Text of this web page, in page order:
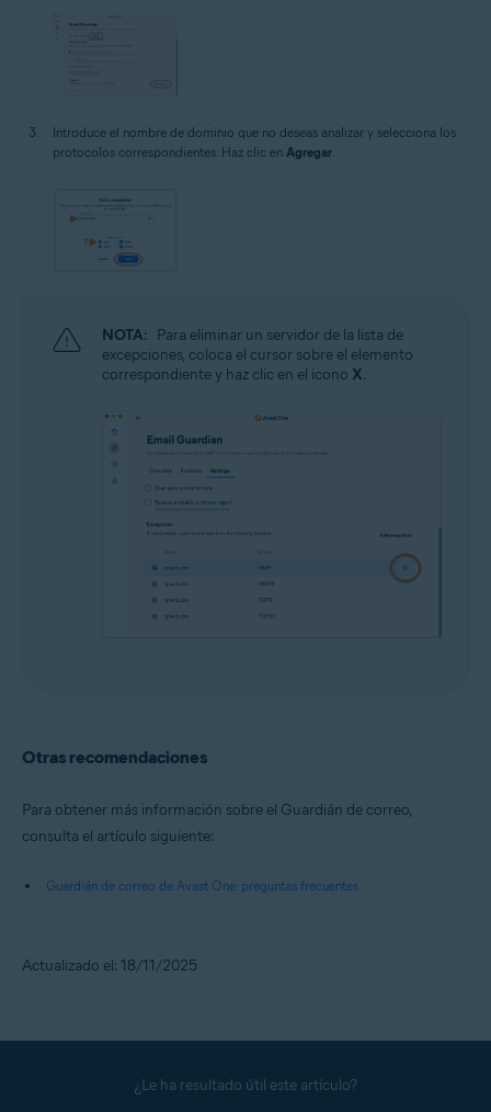
Introduce el nombre de dominio que no deseas analizar y selecciona los
protocolos correspondientes. Haz clic en Agregar.
NOTA: Para eliminar un servidor de la lista de
excepciones, coloca el cursor sobre el elemento
correspondiente y haz clic en el icono X.
Otras recomendaciones
Para obtener más información sobre el Guardián de correo,
consulta el artículo siguiente:
Guardián de correo de Avast One: preguntas frecuentes
Actualizado el: 18/11/2025
¿Le ha resultado útil este artículo?